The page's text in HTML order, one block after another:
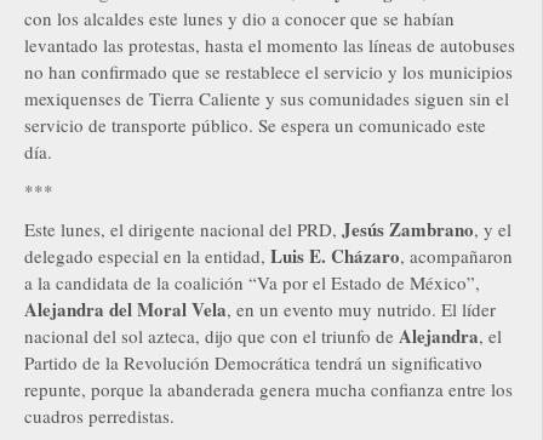
con los alcaldes este lunes y dio a conocer que se habían
levantado las protestas, hasta el momento las líneas de autobuses
no han confirmado que se restablece el servicio y los municipios
mexiquenses de Tierra Caliente y sus comunidades siguen sin el
servicio de transporte público. Se espera un comunicado este
día.
***
Este lunes, el dirigente nacional del PRD, Jesús Zambrano, y el
delegado especial en la entidad, Luis E. Cházaro, acompañaron
a la candidata de la coalición “Va por el Estado de México”,
Alejandra del Moral Vela, en un evento muy nutrido. El líder
nacional del sol azteca, dijo que con el triunfo de Alejandra, el
Partido de la Revolución Democrática tendrá un significativo
repunte, porque la abanderada genera mucha confianza entre los
cuadros perredistas.